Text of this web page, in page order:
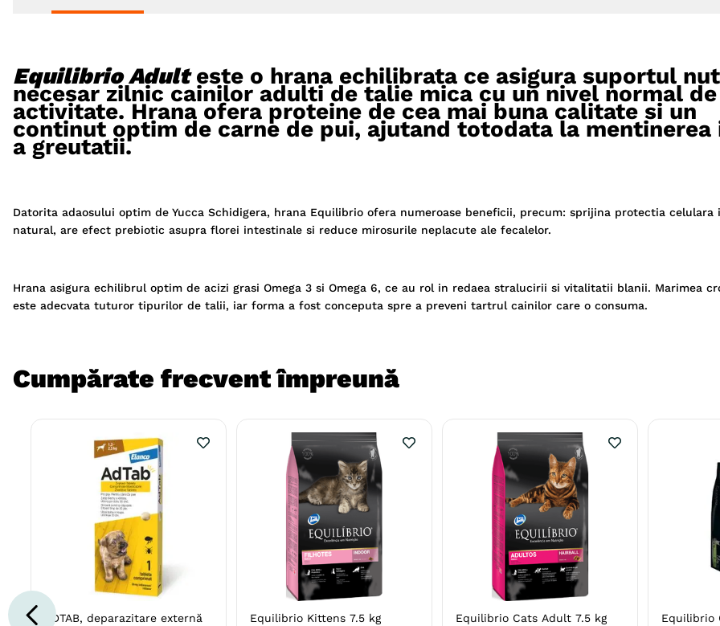
Equilibrio Adulteste o hrana echilibrata ce asigura suportul
necesar zilnic cainilor adulti de talie mica cu un nivel normal de
activitate. Hrana ofera proteine de cea mai buna calitate si un
continut optim de carne de pui, ajutand totodata la mentinerea
a greutatii.
Datorita adaosului optim de Yucca Schidigera, hrana Equilibrio ofera numeroase beneficii, precum: sprijina protectia celulara
natural, are efect prebiotic asupra florei intestinale si reduce mirosurile neplacute ale fecalelor.
Hrana asigura echilibrul optim de acizi grasi Omega 3 si Omega 6, ce au rol in redaea stralucirii si vitalitatii blanii. Marimea
este adecvata tuturor tipurilor de talii, iar forma a fost conceputa spre a preveni tartrul cainilor care o consuma.
Cumpărate frecvent împreună
ADTAB, deparazitare externă
Equilibrio Kittens 7.5 kg Equilibrio Cats Adult 7.5 kg
Equilibrio